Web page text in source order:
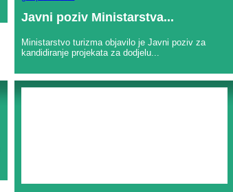
Javni poziv Ministarstva...
Ministarstvo turizma objavilo je Javni poziv za
kandidiranje projekata za dodjelu...